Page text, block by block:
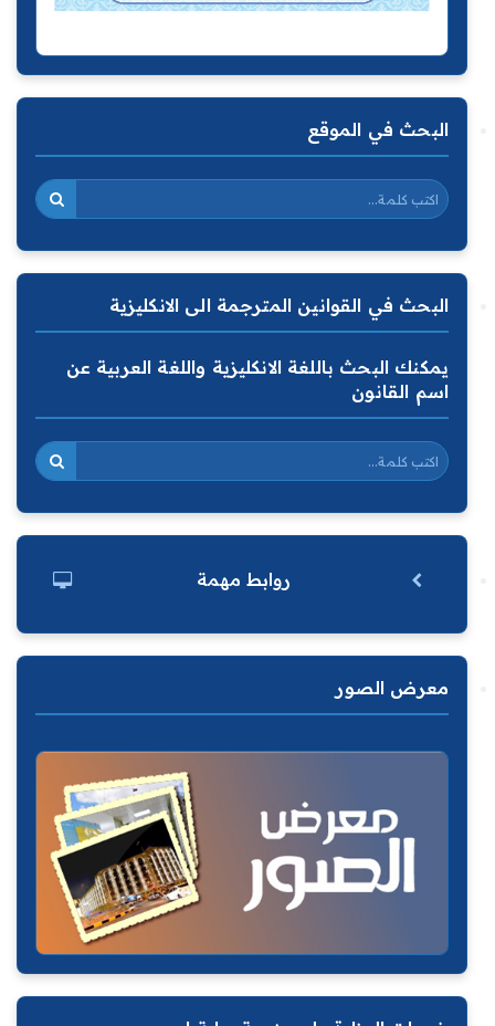
البحث في الموقع
البحث في القوانين المترجمة الى الانكليزية
يمكنك البحث باللغة الانكليزية واللغة العربية عن
اسم القانون
روابط مهمة
معرض الصور